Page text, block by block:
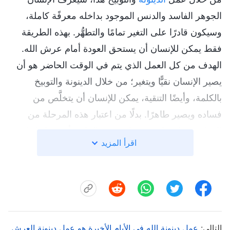
الجوهر الفاسد والدنس الموجود بداخله معرفًة كاملة،
وسيكون قادرًا على التغير تمامًا والتطهُّر. بهذه الطريقة
فقط يمكن للإنسان أن يستحق العودة أمام عرش الله.
الهدف من كل العمل الذي يتم في الوقت الحاضر هو أن
يصير الإنسان نقيًّا ويتغير؛ من خلال الدينونة والتوبيخ
بالكلمة، وأيضًا التنقية، يمكن للإنسان أن يتخلَّص من
فساده ويصير طاهرًا. بدلًا من اعتبار هذه المرحلة من
عمل تطهير. في الحقيقة، هذه المرحلة هي مرحلة إخضاع
خلال الدينونة والتوبيخ بالكلمة؛ ومن خلال استخدام الكلمة
للتنقية والإدانة والكشف تظهر كل النجاسات والأفكار
والدوافع والآمال الفردية داخل قلب الإنسان بالتمام. لأن
اقرأ المزيد
التالي: عمل دينونة الله في الأيام الأخيرة هو عمل دينونة العرش